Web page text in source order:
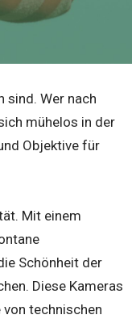
sind. Wer nach
mühelos in der
Objektive für
Mit einem
Schönheit der
Diese Kameras
technischen